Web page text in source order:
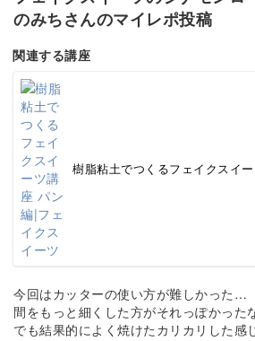
のみちさんのマイレポ投稿
関連する講座
樹脂粘土でつくるフェイクスイ
今回はカッターの使い方が難しかった…
間をもっと細くした方がそれっぽかった
でも結果的によく焼けたカリカリした感